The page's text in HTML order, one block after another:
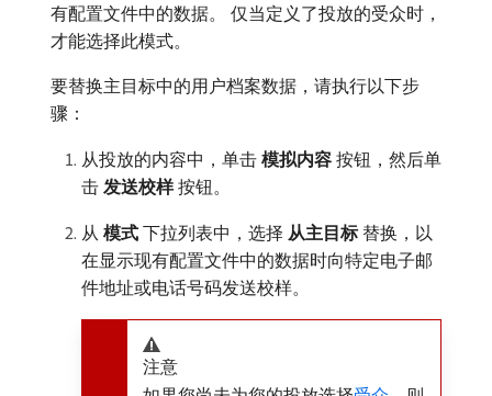
有配置文件中的数据。 仅当定义了投放的受众时，
才能选择此模式。
要替换主目标中的用户档案数据，请执行以下步
骤：
从投放的内容中，单击​ 模拟内容 ​按钮，然后单
击​ 发送校样​按钮。
从​ 模式 ​下拉列表中，选择​ 从主目标​替换，以
在显示现有配置文件中的数据时向特定电子邮
件地址或电话号码发送校样。
注意